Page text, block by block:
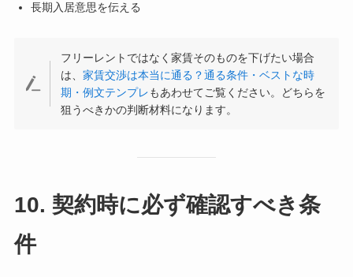
長期入居意思を伝える
フリーレントではなく家賃そのものを下げたい場合
は、家賃交渉は本当に通る？通る条件・ベストな時
期・例文テンプレもあわせてご覧ください。どちらを
狙うべきかの判断材料になります。
10. 契約時に必ず確認すべき条
件